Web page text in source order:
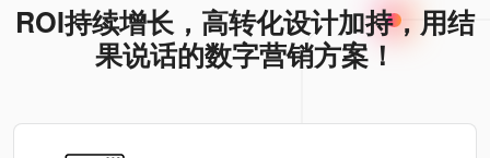
ROI持续增长，高转化设计加持，用结
果说话的数字营销方案！